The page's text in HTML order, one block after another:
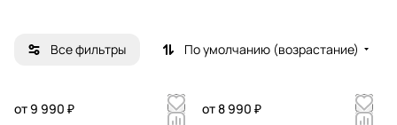
Все фильтры По умолчанию (возрастание)
от 9 990 ₽
от 8 990 ₽